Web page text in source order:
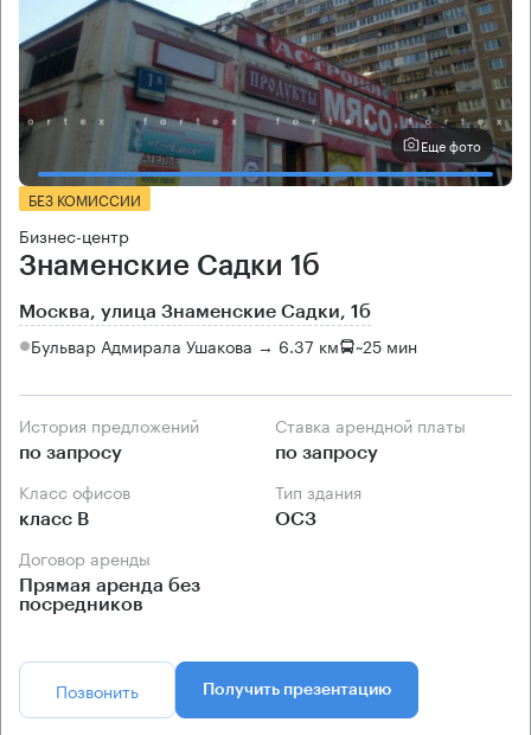
Еще фото
БЕЗ КОМИССИИ
Бизнес-центр
Знаменские Садки 1б
Москва, улица Знаменские Садки, 1б
Бульвар Адмирала Ушакова → 6.37 км ~25 мин
История предложений
по запросу
Ставка арендной платы
по запросу
Класс офисов
класс B
Тип здания
ОСЗ
Договор аренды
Прямая аренда без
посредников
Позвонить Получить презентацию